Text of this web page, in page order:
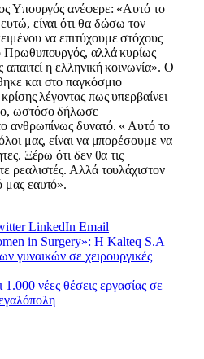
Υπουργός ανέφερε: «Αυτό το
είναι ότι θα δώσω τον
να επιτύχουμε στόχους
Πρωθυπουργός, αλλά κυρίως
απαιτεί η ελληνική κοινωνία». Ο
και στο παγκόσμιο
λέγοντας πως υπερβαίνει
ωστόσο δήλωσε
ανθρωπίνως δυνατό. « Αυτό το
μας, είναι να μπορέσουμε να
Ξέρω ότι δεν θα τις
ρεαλιστές. Αλλά τουλάχιστον
μας εαυτό».
LinkedIn Email
in Surgery»: Η Kalteq S.A
γυναικών σε χειρουργικές
1.000 νέες θέσεις εργασίας σε